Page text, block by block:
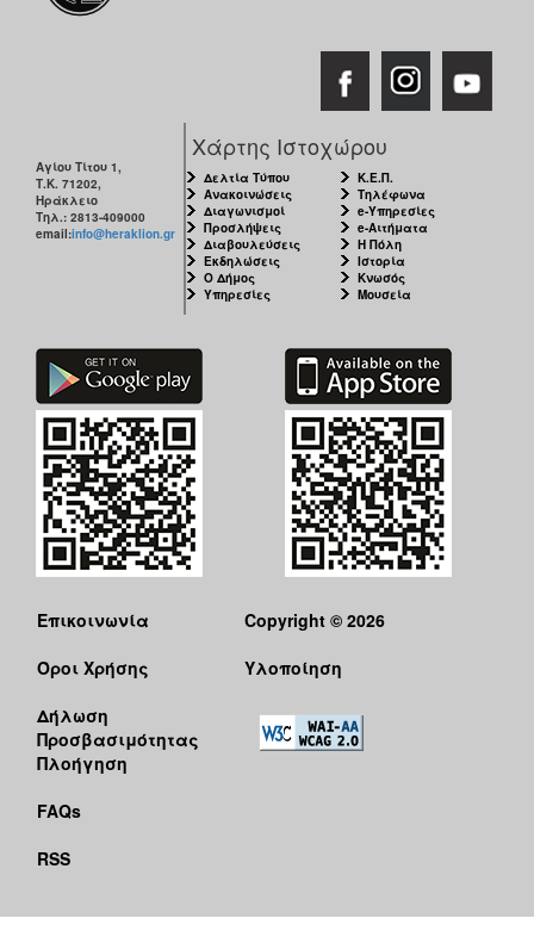
Αγίου Τίτου 1,
Τ.Κ. 71202,
Ηράκλειο
Τηλ.: 2813-409000
email:info@heraklion.gr
Χάρτης Ιστοχώρου
Δελτία Τύπου
Ανακοινώσεις
Διαγωνισμοί
Προσλήψεις
Διαβουλεύσεις
Εκδηλώσεις
Ο Δήμος
Υπηρεσίες
Κ.Ε.Π.
Τηλέφωνα
e-Υπηρεσίες
e-Αιτήματα
Η Πόλη
Ιστορία
Κνωσός
Μουσεία
Επικοινωνία
Όροι Χρήσης
Δήλωση
Προσβασιμότητας
Πλοήγηση
FAQs
RSS
Copyright © 2026
Υλοποίηση